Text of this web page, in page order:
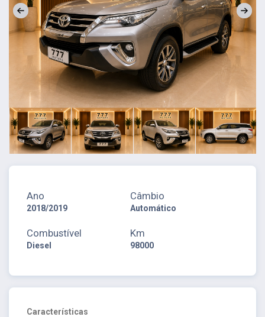
Ano
2018/2019
Câmbio
Automático
Combustível
Diesel
Km
98000
Características